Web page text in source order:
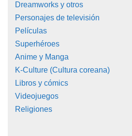
Dreamworks y otros
Personajes de televisión
Películas
Superhéroes
Anime y Manga
K-Culture (Cultura coreana)
Libros y cómics
Videojuegos
Religiones